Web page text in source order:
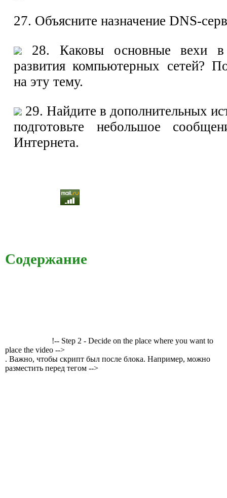
27. Объясните назначение DNS-
28. Каковы основные вехи в
развития компьютерных сетей?
на эту тему.
29. Найдите в дополнительных
подготовьте небольшое
Интернета.
Содержание
!-- Step 2 - Decide on the place where you want to
place the video -->
. Важно, чтобы скрипт был после блока. Например, можно
разместить перед тегом -->